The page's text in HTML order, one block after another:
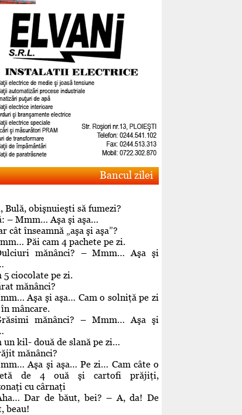
Bancul zilei
Bulă, obişnuieşti să fumezi?
– Mmm… Aşa şi aşa…
cât înseamnă „aşa şi aşa”?
Păi cam 4 pachete pe zi.
mănânci? – Mmm… Aşa şi
5 ciocolate pe zi.
mănânci?
Aşa şi aşa… Cam o solniţă pe zi
mâncare.
mănânci? – Mmm… Aşa şi
un kil- două de slană pe zi…
mănânci?
Aşa şi aşa… Pe zi… Cam câte o
de 4 ouă şi cartofi prăjiţi,
cu cârnaţi
Dar de băut, bei? – A, da! De
beau!